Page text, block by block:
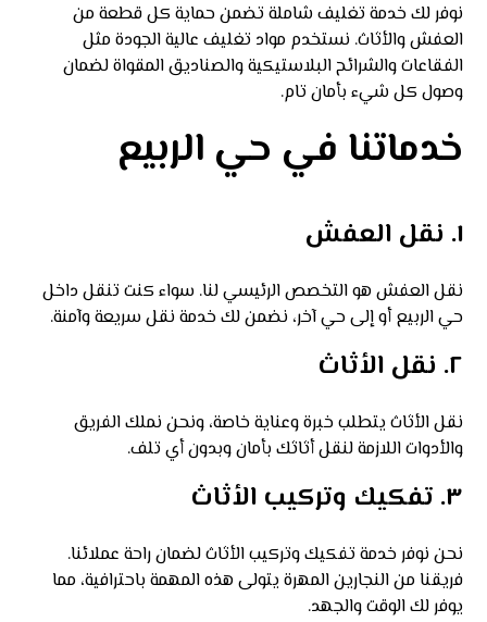
نوفر لك خدمة تغليف شاملة تضمن حماية كل قطعة من
العفش والأثاث. نستخدم مواد تغليف عالية الجودة مثل
الفقاعات والشرائح البلاستيكية والصناديق المقواة لضمان
وصول كل شيء بأمان تام.
خدماتنا في حي الربيع
١. نقل العفش
نقل العفش هو التخصص الرئيسي لنا. سواء كنت تنقل داخل
حي الربيع أو إلى حي آخر، نضمن لك خدمة نقل سريعة وآمنة.
٢. نقل الأثاث
نقل الأثاث يتطلب خبرة وعناية خاصة، ونحن نملك الفريق
والأدوات اللازمة لنقل أثاثك بأمان وبدون أي تلف.
٣. تفكيك وتركيب الأثاث
نحن نوفر خدمة تفكيك وتركيب الأثاث لضمان راحة عملائنا.
فريقنا من النجارين المهرة يتولى هذه المهمة باحترافية، مما
يوفر لك الوقت والجهد.